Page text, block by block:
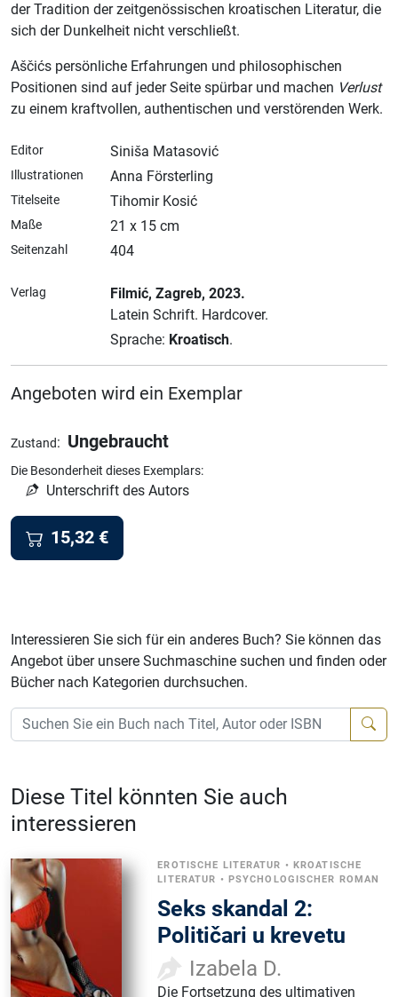
der Tradition der zeitgenössischen kroatischen Literatur, die
sich der Dunkelheit nicht verschließt.
Aščićs persönliche Erfahrungen und philosophischen
Positionen sind auf jeder Seite spürbar und machen Verlust
zu einem kraftvollen, authentischen und verstörenden Werk.
Editor Siniša Matasović
Illustrationen Anna Försterling
Titelseite Tihomir Kosić
Maße 21 x 15 cm
Seitenzahl 404
Verlag Filmić, Zagreb, 2023.
Latein Schrift. Hardcover.
Sprache: Kroatisch.
Angeboten wird ein Exemplar
Zustand: Ungebraucht
Die Besonderheit dieses Exemplars:
Unterschrift des Autors
15,32 €
Interessieren Sie sich für ein anderes Buch? Sie können das
Angebot über unsere Suchmaschine suchen und finden oder
Bücher nach Kategorien durchsuchen.
Diese Titel könnten Sie auch
interessieren
EROTISCHE LITERATUR • KROATISCHE
LITERATUR • PSYCHOLOGISCHER ROMAN
Seks skandal 2:
Političari u krevetu
Izabela D.
Die Fortsetzung des ultimativen